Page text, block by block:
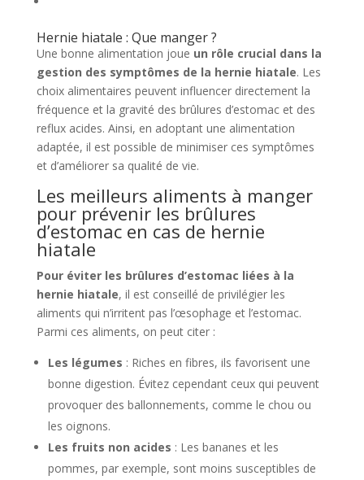
Hernie hiatale : Que manger ?
Une bonne alimentation joue un rôle crucial dans la
gestion des symptômes de la hernie hiatale. Les
choix alimentaires peuvent influencer directement la
fréquence et la gravité des brûlures d’estomac et des
reflux acides. Ainsi, en adoptant une alimentation
adaptée, il est possible de minimiser ces symptômes
et d’améliorer sa qualité de vie.
Les meilleurs aliments à manger
pour prévenir les brûlures
d’estomac en cas de hernie
hiatale
Pour éviter les brûlures d’estomac liées à la
hernie hiatale, il est conseillé de privilégier les
aliments qui n’irritent pas l’œsophage et l’estomac.
Parmi ces aliments, on peut citer :
Les légumes : Riches en fibres, ils favorisent une
bonne digestion. Évitez cependant ceux qui peuvent
provoquer des ballonnements, comme le chou ou
les oignons.
Les fruits non acides : Les bananes et les
pommes, par exemple, sont moins susceptibles de